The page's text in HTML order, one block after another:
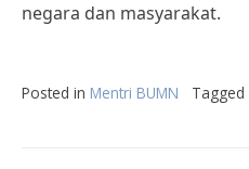
negara dan masyarakat.
Posted in Mentri BUMN Tagged